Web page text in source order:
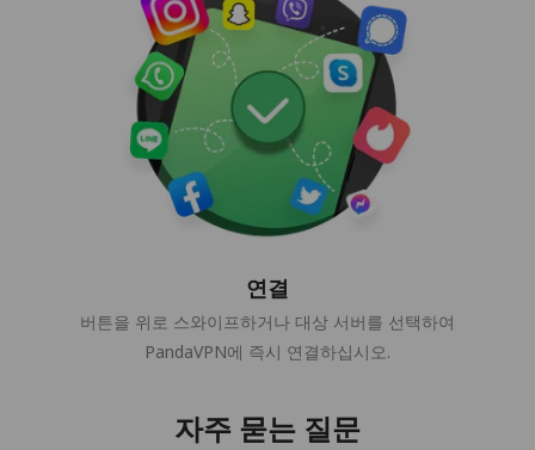
연결
버튼을 위로 스와이프하거나 대상 서버를 선택하여
PandaVPN에 즉시 연결하십시오.
자주 묻는 질문